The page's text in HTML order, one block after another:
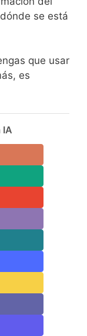
se está
que usar
es
IA